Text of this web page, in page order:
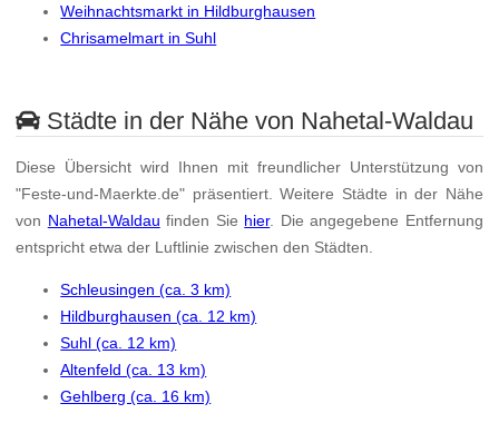
Weihnachtsmarkt in Hildburghausen
Chrisamelmart in Suhl
Städte in der Nähe von Nahetal-Waldau
Diese Übersicht wird Ihnen mit freundlicher Unterstützung von
"Feste-und-Maerkte.de" präsentiert. Weitere Städte in der Nähe
von Nahetal-Waldau finden Sie hier. Die angegebene Entfernung
entspricht etwa der Luftlinie zwischen den Städten.
Schleusingen (ca. 3 km)
Hildburghausen (ca. 12 km)
Suhl (ca. 12 km)
Altenfeld (ca. 13 km)
Gehlberg (ca. 16 km)